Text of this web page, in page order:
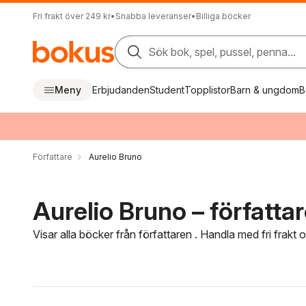
Fri frakt över 249 kr• Snabba leveranser• Billiga böcker
Sök bok, spel, pussel, penna...
Meny ErbjudandenStudentTopplistorBarn & ungdom
Författare Aurelio Bruno
Aurelio Bruno –
Visar alla böcker från författaren . Handla med fri frakt